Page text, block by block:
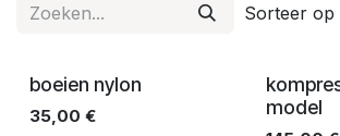
Sorteer op
boeien nylon
35,00 €
model